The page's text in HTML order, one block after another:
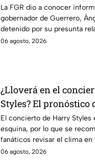
Aguirre, ex
La FGR dio a conocer
gobernador de Guerrero,
detenido por su presunta
Ayotzinapa.
06 agosto, 2026
¿Lloverá en el
Styles? El pronóstico
este viernes en CDMX
El concierto de Harry Styles
esquina, por lo que se
fanáticos revisar el clima
casa.
06 agosto, 2026